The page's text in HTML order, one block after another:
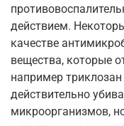
действием.
качестве
вещества, которые
например
действительно
микроорганизмов,